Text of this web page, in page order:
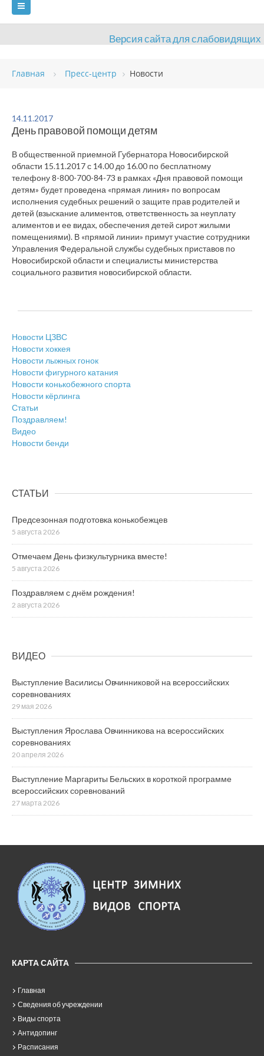
Версия сайта для слабовидящих
ГЛАВНАЯ СВЕДЕНИЯ ОБ УЧРЕЖДЕНИИ
ОБЪЕКТЫ
ПЛАТНЫЕ УСЛУГИ КОНТАКТЫ
Главная Пресс-центр Новости
14.11.2017
День правовой помощи детям
В общественной приемной Губернатора Новосибирской
области 15.11.2017 с 14.00 до 16.00 по бесплатному
телефону 8-800-700-84-73 в рамках «Дня правовой помощи
детям» будет проведена «прямая линия» по вопросам
исполнения судебных решений о защите прав родителей и
детей (взыскание алиментов, ответственность за неуплату
алиментов и ее видах, обеспечения детей сирот жилыми
помещениями). В «прямой линии» примут участие сотрудники
Управления Федеральной службы судебных приставов по
Новосибирской области и специалисты министерства
социального развития новосибирской области.
Новости ЦЗВС
Новости хоккея
Новости лыжных гонок
Новости фигурного катания
Новости конькобежного спорта
Новости кёрлинга
Статьи
Поздравляем!
Видео
Новости бенди
СТАТЬИ
Предсезонная подготовка конькобежцев
5 августа 2026
Отмечаем День физкультурника вместе!
5 августа 2026
Поздравляем с днём рождения!
2 августа 2026
ВИДЕО
Выступление Василисы Овчинниковой на всероссийских
соревнованиях
29 мая 2026
Выступления Ярослава Овчинникова на всероссийских
соревнованиях
20 апреля 2026
Выступление Маргариты Бельских в короткой программе
всероссийских соревнований
27 марта 2026
КАРТА САЙТА
Главная
Сведения об учреждении
Виды спорта
Антидопинг
Расписания